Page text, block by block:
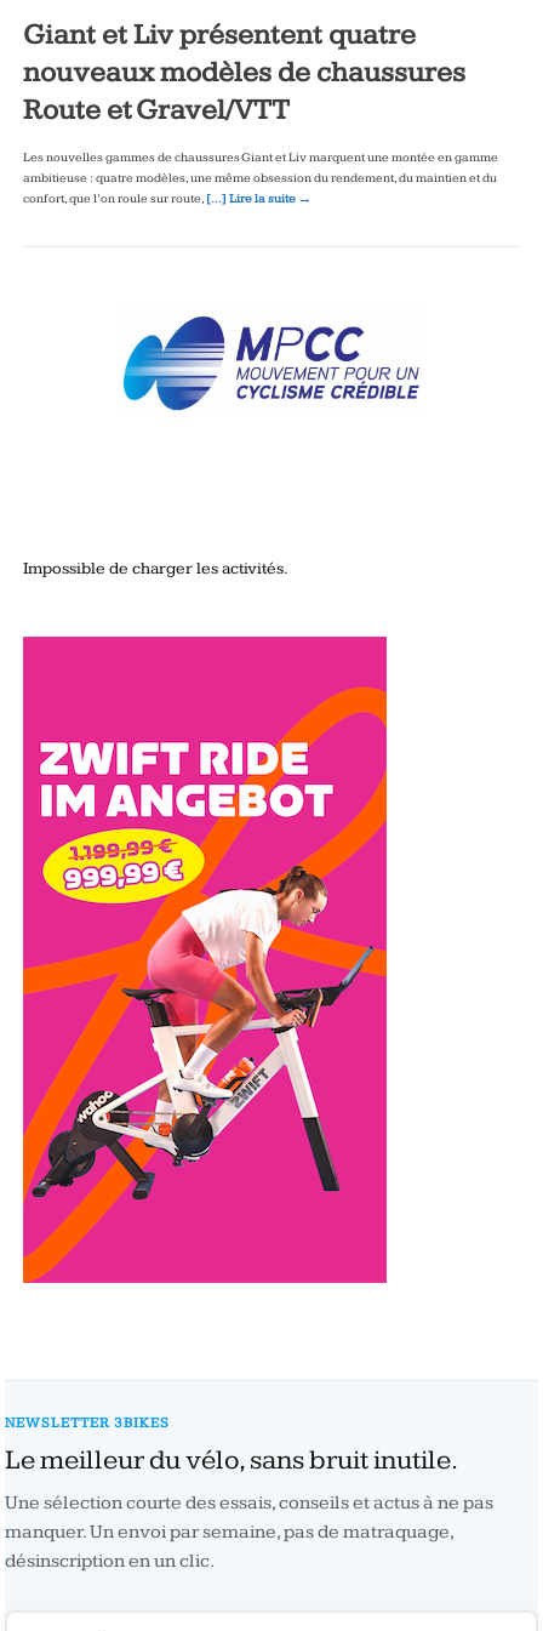
Giant et Liv présentent quatre
nouveaux modèles de chaussures
Route et Gravel/VTT
Les nouvelles gammes de chaussures Giant et Liv marquent une montée en gamme
ambitieuse : quatre modèles, une même obsession du rendement, du maintien et du
confort, que l’on roule sur route, […] Lire la suite →
Impossible de charger les activités.
NEWSLETTER 3BIKES
Le meilleur du vélo, sans bruit inutile.
Une sélection courte des essais, conseils et actus à ne pas
manquer. Un envoi par semaine, pas de matraquage,
désinscription en un clic.